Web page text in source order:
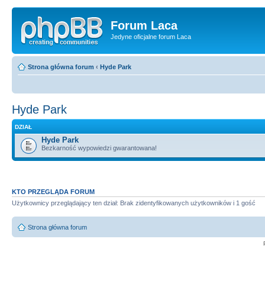
Forum Laca
Jedyne oficjalne forum Laca
Strona główna forum ‹ Hyde Park
Hyde Park
DZIAŁ
Hyde Park
Bezkarność wypowiedzi gwarantowana!
KTO PRZEGLĄDA FORUM
Użytkownicy przeglądający ten dział: Brak zidentyfikowanych użytkowników i 1 gość
Strona główna forum